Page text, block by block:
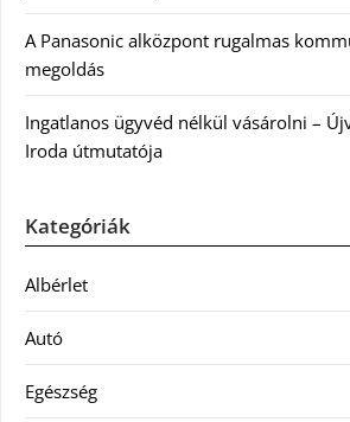
A Panasonic alközpont rugalmas
megoldás
Ingatlanos ügyvéd nélkül vásárolni –
Iroda útmutatója
Kategóriák
Albérlet
Autó
Egészség